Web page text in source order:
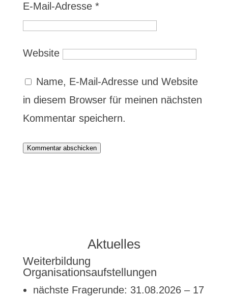
E-Mail-Adresse *
Website
Name, E-Mail-Adresse und Website
in diesem Browser für meinen nächsten
Kommentar speichern.
Kommentar abschicken
Aktuelles
Weiterbildung
Organisationsaufstellungen
nächste Fragerunde: 31.08.2026 – 17